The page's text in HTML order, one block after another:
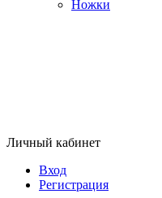
Ножки
Личный кабинет
Вход
Регистрация